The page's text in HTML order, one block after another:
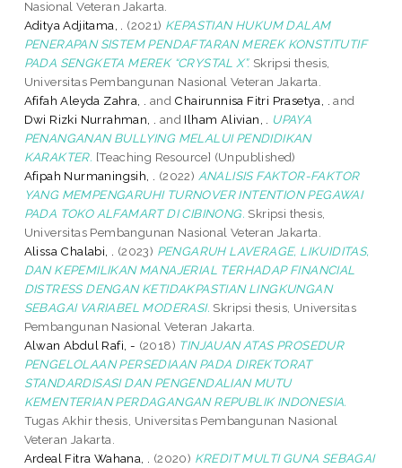
Nasional Veteran Jakarta.
Aditya Adjitama, .
(2021) KEPASTIAN HUKUM DALAM
PENERAPAN SISTEM PENDAFTARAN MEREK KONSTITUTIF
PADA SENGKETA MEREK “CRYSTAL X”. Skripsi thesis,
Universitas Pembangunan Nasional Veteran Jakarta.
Afifah Aleyda Zahra, .
and Chairunnisa Fitri Prasetya, .
and
Dwi Rizki Nurrahman, .
and Ilham Alivian, .
UPAYA
PENANGANAN BULLYING MELALUI PENDIDIKAN
KARAKTER. [Teaching Resource] (Unpublished)
Afipah Nurmaningsih, .
(2022) ANALISIS FAKTOR-FAKTOR
YANG MEMPENGARUHI TURNOVER INTENTION PEGAWAI
PADA TOKO ALFAMART DI CIBINONG. Skripsi thesis,
Universitas Pembangunan Nasional Veteran Jakarta.
Alissa Chalabi, .
(2023) PENGARUH LAVERAGE, LIKUIDITAS,
DAN KEPEMILIKAN MANAJERIAL TERHADAP FINANCIAL
DISTRESS DENGAN KETIDAKPASTIAN LINGKUNGAN
SEBAGAI VARIABEL MODERASI. Skripsi thesis, Universitas
Pembangunan Nasional Veteran Jakarta.
Alwan Abdul Rafi, - (2018) TINJAUAN ATAS PROSEDUR
PENGELOLAAN PERSEDIAAN PADA DIREKTORAT
STANDARDISASI DAN PENGENDALIAN MUTU
KEMENTERIAN PERDAGANGAN REPUBLIK INDONESIA.
Tugas Akhir thesis, Universitas Pembangunan Nasional
Veteran Jakarta.
Ardeal Fitra Wahana, .
(2020) KREDIT MULTI GUNA SEBAGAI